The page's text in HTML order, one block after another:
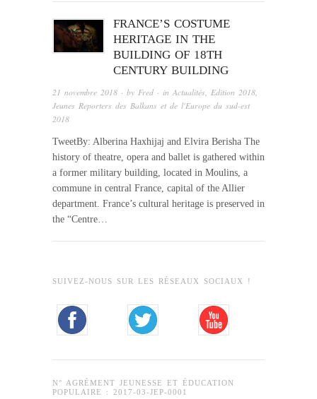
FRANCE’S COSTUME
HERITAGE IN THE
BUILDING OF 18TH
CENTURY BUILDING
21 novembre 2018 · by Fred · in Actualités, Edition 2018,
Jeunes Reporters des Balkans et de l'Europe du sud-est
2018
TweetBy: Alberina Haxhijaj and Elvira Berisha The
history of theatre, opera and ballet is gathered within
a former military building, located in Moulins, a
commune in central France, capital of the Allier
department. France’s cultural heritage is preserved in
the “Centre…
SUIVEZ-NOUS SUR LES RÉSEAUX SOCIAUX !
N° AGRÉMENT JEUNESSE ET ÉDUCATION
POPULAIRE : 2017-03-JEP-0001